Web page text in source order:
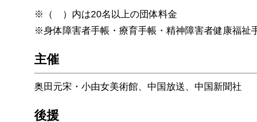
※（ ）内は20名以上の団体料金
※身体障害者手帳・療育手帳・精神障害者健康福祉
主催
奥田元宋・小由女美術館、中国放送、中国新聞社
後援